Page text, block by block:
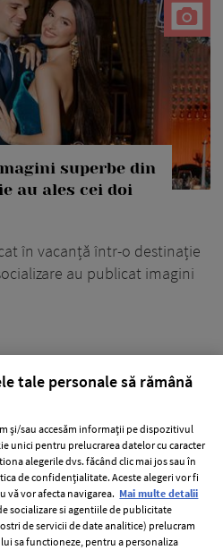
superbe din
au ales cei doi
în vacanță într-o destinație
au publicat imagini
tale personale să rămână
și/sau accesăm informații pe dispozitivul
unici pentru prelucrarea datelor cu caracter
alegerile dvs. făcând clic mai jos sau în
de confidențialitate. Aceste alegeri vor fi
vă vor afecta navigarea. Mai multe detalii
socializare si agentiile de publicitate
de servicii de date analitice) prelucram
sa functioneze, pentru a personaliza